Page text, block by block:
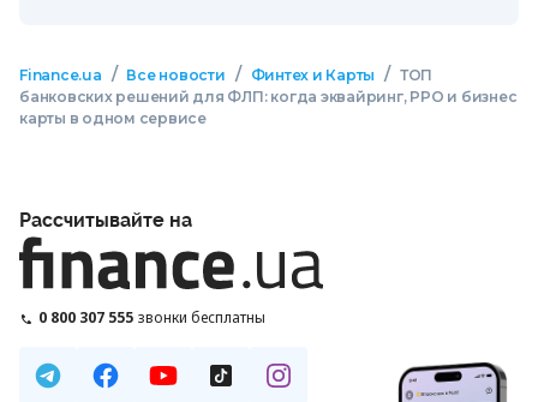
Finance.ua / Все новости / Финтех и Карты / ТОП
банковских решений для ФЛП: когда эквайринг, РРО и бизнес
карты в одном сервисе
Рассчитывайте на
0 800 307 555 звонки бесплатны